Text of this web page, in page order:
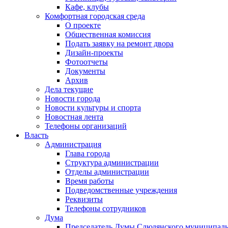
Кафе, клубы
Комфортная городская среда
О проекте
Общественная комиссия
Подать заявку на ремонт двора
Дизайн-проекты
Фотоотчеты
Документы
Архив
Дела текущие
Новости города
Новости культуры и спорта
Новостная лента
Телефоны организаций
Власть
Администрация
Глава города
Структура администрации
Отделы администрации
Время работы
Подведомственные учреждения
Реквизиты
Телефоны сотрудников
Дума